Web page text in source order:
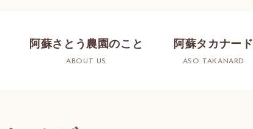
阿蘇さとう農園のこと
ABOUT US
阿蘇タカナード
ASO TAKANARD